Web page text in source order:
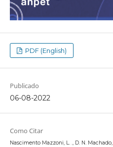
PDF (English)
Publicado
06-08-2022
Como Citar
Nascimento Mazzoni, L. ., D. N. Machado,